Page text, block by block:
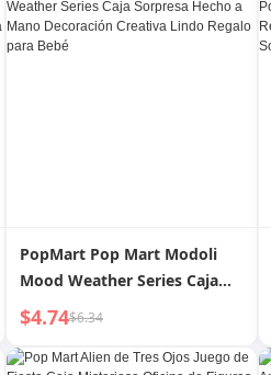
PopMart Pop Mart Modoli
Mood Weather Series Caja
Sorpresa Hecho a Mano
Decoración Creativa Lindo
Regalo para Bebé
$4.74$6.34